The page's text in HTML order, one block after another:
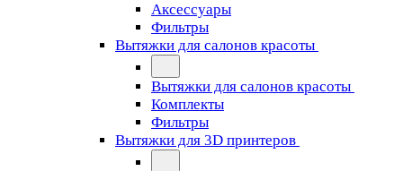
Аксессуары
Фильтры
Вытяжки для салонов красоты
Вытяжки для салонов красоты
Комплекты
Фильтры
Вытяжки для 3D принтеров